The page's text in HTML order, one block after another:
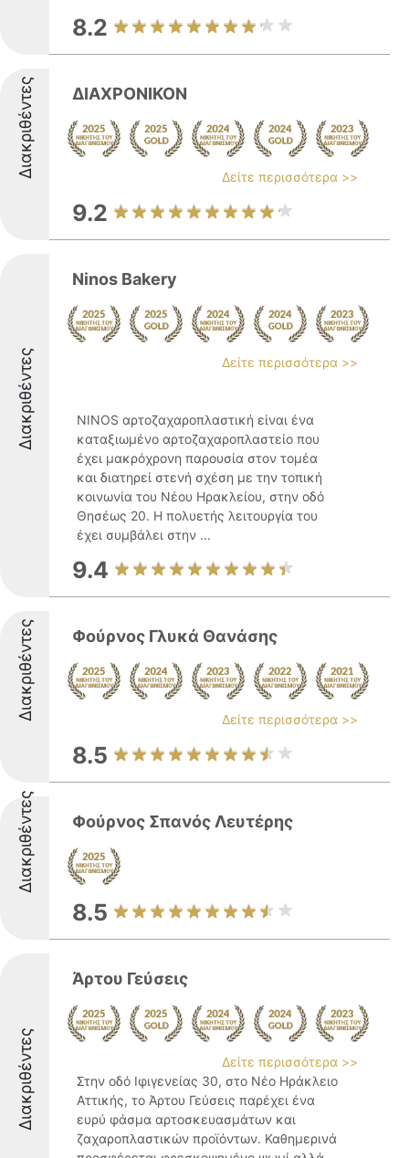
8.2
Διακριθέντες ΔΙΑΧΡΟΝΙΚΟΝ
Δείτε περισσότερα >>
9.2
Διακριθέντες
Ninos Bakery
Δείτε περισσότερα >>
NINOS αρτοζαχαροπλαστική είναι ένα
καταξιωμένο αρτοζαχαροπλαστείο που
έχει μακρόχρονη παρουσία στον τομέα
και διατηρεί στενή σχέση με την τοπική
κοινωνία του Νέου Ηρακλείου, στην οδό
Θησέως 20. Η πολυετής λειτουργία του
έχει συμβάλει στην ...
9.4
Διακριθέντες Φούρνος Γλυκά Θανάσης
Δείτε περισσότερα >>
8.5
Διακριθέντες Φούρνος Σπανός Λευτέρης
8.5
Διακριθέντες
Άρτου Γεύσεις
Δείτε περισσότερα >>
Στην οδό Ιφιγενείας 30, στο Νέο Ηράκλειο
Αττικής, το Άρτου Γεύσεις παρέχει ένα
ευρύ φάσμα αρτοσκευασμάτων και
ζαχαροπλαστικών προϊόντων. Καθημερινά